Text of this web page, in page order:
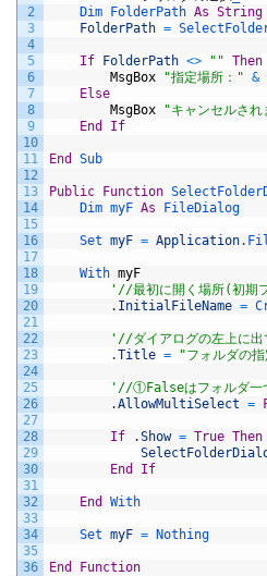
2
3
4
5
6
7
8
9
10
11
12
13
14
15
16
17
18
19
20
21
22
23
24
25
26
27
28
29
30
31
32
33
34
35
36
Dim
FolderPath As String
FolderPath =
If FolderPath <> "" Then
MsgBox
"指定場所：" &
Else
MsgBox
"キャンセルされ
End
If
End Sub
Public Function
Dim myF As FileDialog
Set myF = Application.
With myF
'//最初に開く場所(初期
. InitialFileName =
'//ダイアログの左上に出
.Title = "フォルダの
'//①Falseはフォルダ一つ
.AllowMultiSelect =
If .Show = True Then
End
If
End With
Set myF = Nothing
End Function